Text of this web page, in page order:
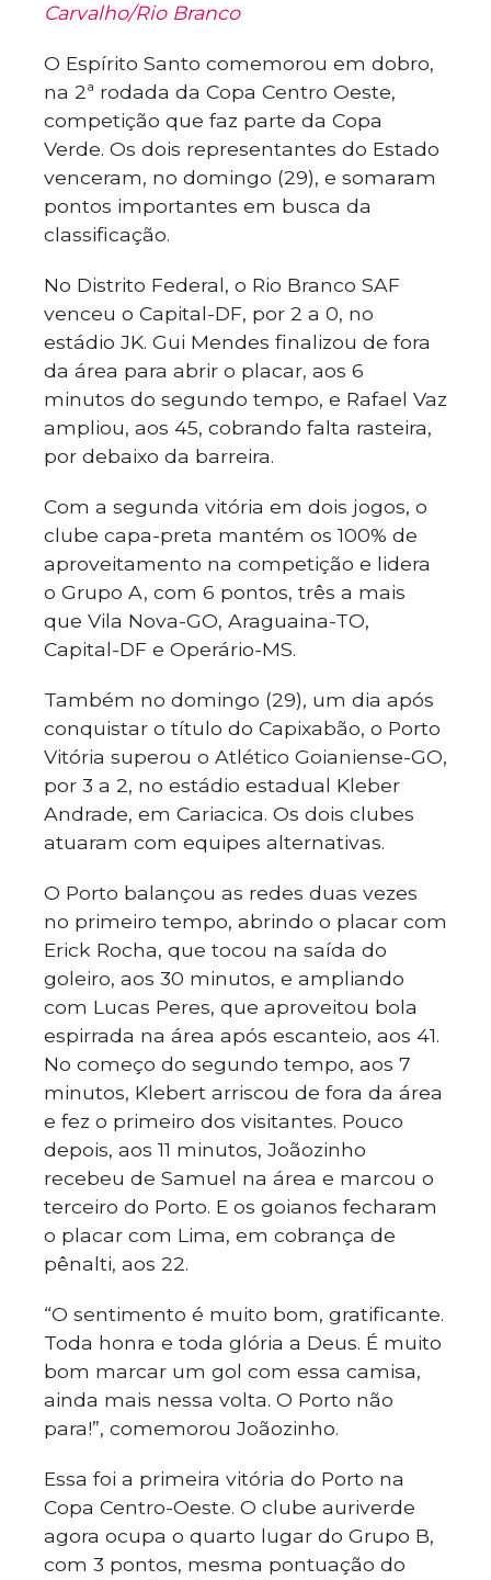
Carvalho/Rio Branco
O Espírito Santo comemorou em dobro,
na 2ª rodada da Copa Centro Oeste,
competição que faz parte da Copa
Verde. Os dois representantes do Estado
venceram, no domingo (29), e somaram
pontos importantes em busca da
classificação.
No Distrito Federal, o Rio Branco SAF
venceu o Capital-DF, por 2 a 0, no
estádio JK. Gui Mendes finalizou de fora
da área para abrir o placar, aos 6
minutos do segundo tempo, e Rafael Vaz
ampliou, aos 45, cobrando falta rasteira,
por debaixo da barreira.
Com a segunda vitória em dois jogos, o
clube capa-preta mantém os 100% de
aproveitamento na competição e lidera
o Grupo A, com 6 pontos, três a mais
que Vila Nova-GO, Araguaina-TO,
Capital-DF e Operário-MS.
Também no domingo (29), um dia após
conquistar o título do Capixabão, o Porto
Vitória superou o Atlético Goianiense-GO,
por 3 a 2, no estádio estadual Kleber
Andrade, em Cariacica. Os dois clubes
atuaram com equipes alternativas.
O Porto balançou as redes duas vezes
no primeiro tempo, abrindo o placar com
Erick Rocha, que tocou na saída do
goleiro, aos 30 minutos, e ampliando
com Lucas Peres, que aproveitou bola
espirrada na área após escanteio, aos 41.
No começo do segundo tempo, aos 7
minutos, Klebert arriscou de fora da área
e fez o primeiro dos visitantes. Pouco
depois, aos 11 minutos, Joãozinho
recebeu de Samuel na área e marcou o
terceiro do Porto. E os goianos fecharam
o placar com Lima, em cobrança de
pênalti, aos 22.
“O sentimento é muito bom, gratificante.
Toda honra e toda glória a Deus. É muito
bom marcar um gol com essa camisa,
ainda mais nessa volta. O Porto não
para!”, comemorou Joãozinho.
Essa foi a primeira vitória do Porto na
Copa Centro-Oeste. O clube auriverde
agora ocupa o quarto lugar do Grupo B,
com 3 pontos, mesma pontuação do